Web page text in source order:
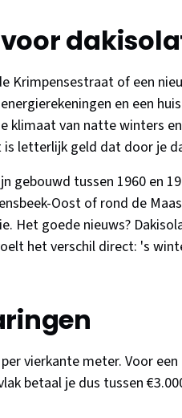
Krimpensestraat of een
en een
klimaat van natte winters
letterlijk geld dat door je
gebouwd tussen 1960 en
Oost of rond de
Het goede nieuws?
het verschil direct: 's
vierkante meter. Voor
betaal je dus tussen